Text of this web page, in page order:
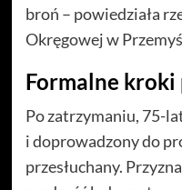
broń – powiedziała
Okręgowej w
Formalne kroki
Po zatrzymaniu, 75-
i doprowadzony do
przesłuchany.